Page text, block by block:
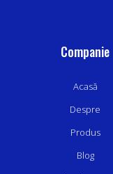
Companie
Acasă
Despre
Produs
Blog